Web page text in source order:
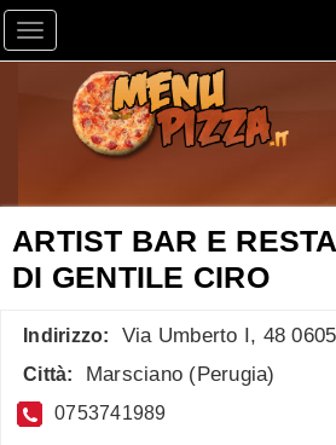
Toggle navigation
ARTIST BAR E
DI GENTILE CIRO
Indirizzo: Via Umberto I, 48
Città: Marsciano ( Perugia)
0753741989